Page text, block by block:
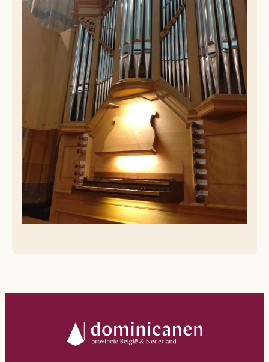
hierboven).Aansluitend aan de meditatie is er de
internationale eucharistieviering, voorgegaan door de
dominicanen. Iedereen is van harte welkom.
Agenda van de komende orgelmeditaties in 2026:
12 april: Eléonore Misilo
19 april: Laurent Fobelets
26 april: Michel Goossens
3 mei: Laurent Fobelets
10 mei: Vincent Lamy
17 mei: Bertrand Desmet
24 mei: Ludovico Silvestri
31 mei: Tom Van Der Plas